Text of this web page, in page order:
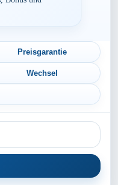
Millionen von
Preisgarantie
Wechsel